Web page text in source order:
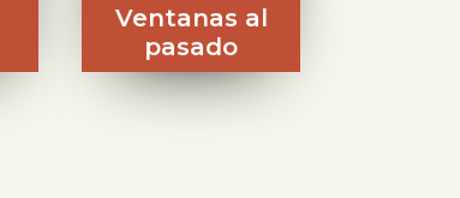
Ventanas al
pasado